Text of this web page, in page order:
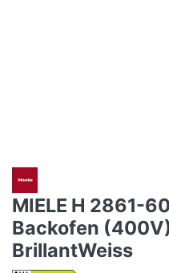
MIELE H 2861-
Backofen
BrillantWeiss